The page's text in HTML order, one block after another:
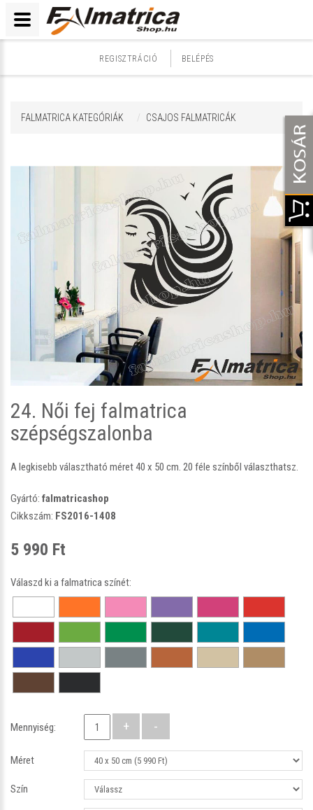
REGISZTRÁCIÓ BELÉPÉS
FALMATRICA KATEGÓRIÁK CSAJOS FALMATRICÁK
24. Női fej falmatrica
szépségszalonba
A legkisebb választható méret 40 x 50 cm. 20 féle színből választhatsz.
Gyártó: falmatricashop
Cikkszám: FS2016-1408
5 990 Ft
Válaszd ki a falmatrica színét:
Mennyiség:
Méret
Szín